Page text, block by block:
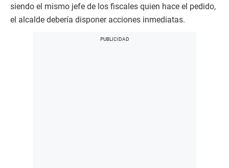
siendo el mismo jefe de los fiscales quien hace el pedido,
el alcalde debería disponer acciones inmediatas.